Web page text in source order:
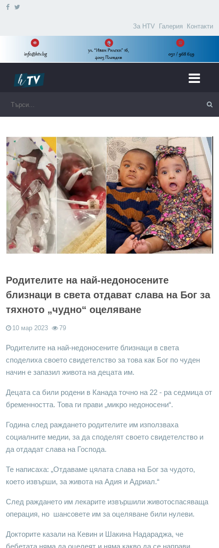
За HTV Галерия Контакти
Родителите на най-недоносените
близнаци в света отдават слава на Бог за
тяхното „чудно“ оцеляване
10 мар 2023 79
Родителите на най-недоносените близнаци в света
споделиха своето свидетелство за това как Бог по чуден
начин е запазил живота на децата им.
Децата са били родени в Канада точно на 22 - ра седмица от
бременността. Това ги прави „микро недоносени“.
Година след раждането родителите им използваха
социалните медии, за да споделят своето свидетелство и
да отдадат слава на Господа.
Те написаха: „Отдаваме цялата слава на Бог за чудото,
което извърши, за живота на Адия и Адриал.“
След раждането им лекарите извършили животоспасяваща
операция, но шансовете им за оцеляване били нулеви.
Докторите казали на Кевин и Шакина Надараджа, че
бебетата няма да оцелеят и няма какво да се направи,